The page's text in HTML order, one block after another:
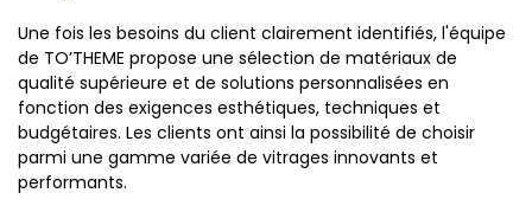
Une fois les besoins du client clairement identifiés, l'équipe
de TO’THEME propose une sélection de matériaux de
qualité supérieure et de solutions personnalisées en
fonction des exigences esthétiques, techniques et
budgétaires. Les clients ont ainsi la possibilité de choisir
parmi une gamme variée de vitrages innovants et
performants.